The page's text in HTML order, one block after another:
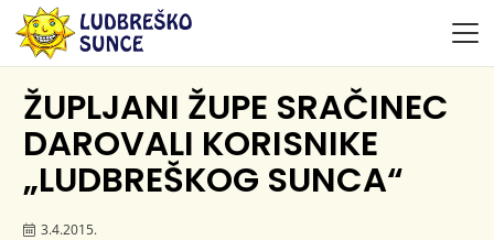
ŽUPLJANI ŽUPE SRAČINEC
DAROVALI KORISNIKE
„LUDBREŠKOG SUNCA“
3.4.2015.